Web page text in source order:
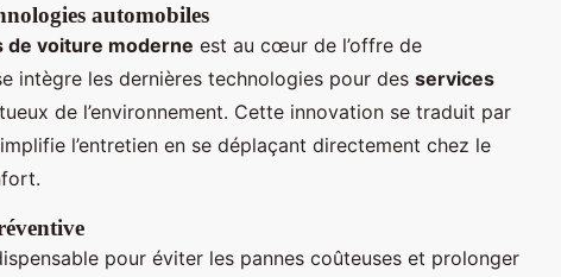
automobiles
de voiture moderne est au cœur de l’offre de
intègre les dernières technologies pour des services
de l’environnement. Cette innovation se traduit par
l’entretien en se déplaçant directement chez le
pour éviter les pannes coûteuses et prolonger